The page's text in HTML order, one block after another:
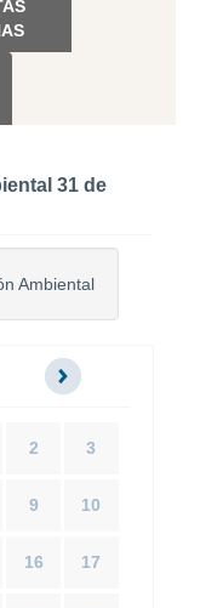
31 de
Ambiental
2 3
9 10
16 17